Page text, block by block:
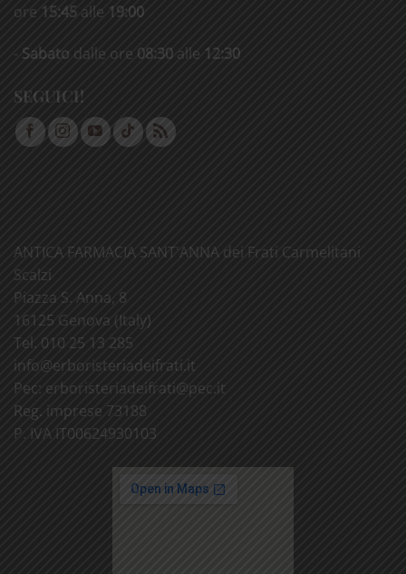
ore 15:45 alle 19:00
- Sabato dalle ore 08:30 alle 12:30
SEGUICI!
ANTICA FARMACIA SANT'ANNA dei Frati Carmelitani
Scalzi
Piazza S. Anna, 8
16125 Genova (Italy)
Tel. 010 25 13 285
info@erboristeriadeifrati.it
Pec: erboristeriadeifrati@pec.it
Reg. imprese 73188
P. IVA IT00624930103